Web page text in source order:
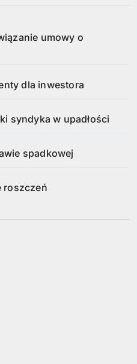
umowy o
dla inwestora
syndyka w upadłości
spadkowej
roszczeń